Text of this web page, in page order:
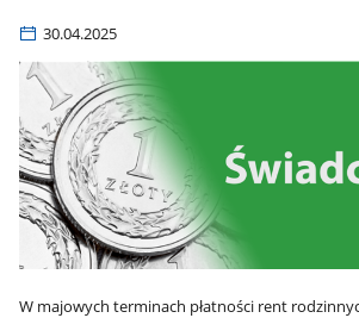
30.04.2025
W majowych terminach płatności rent